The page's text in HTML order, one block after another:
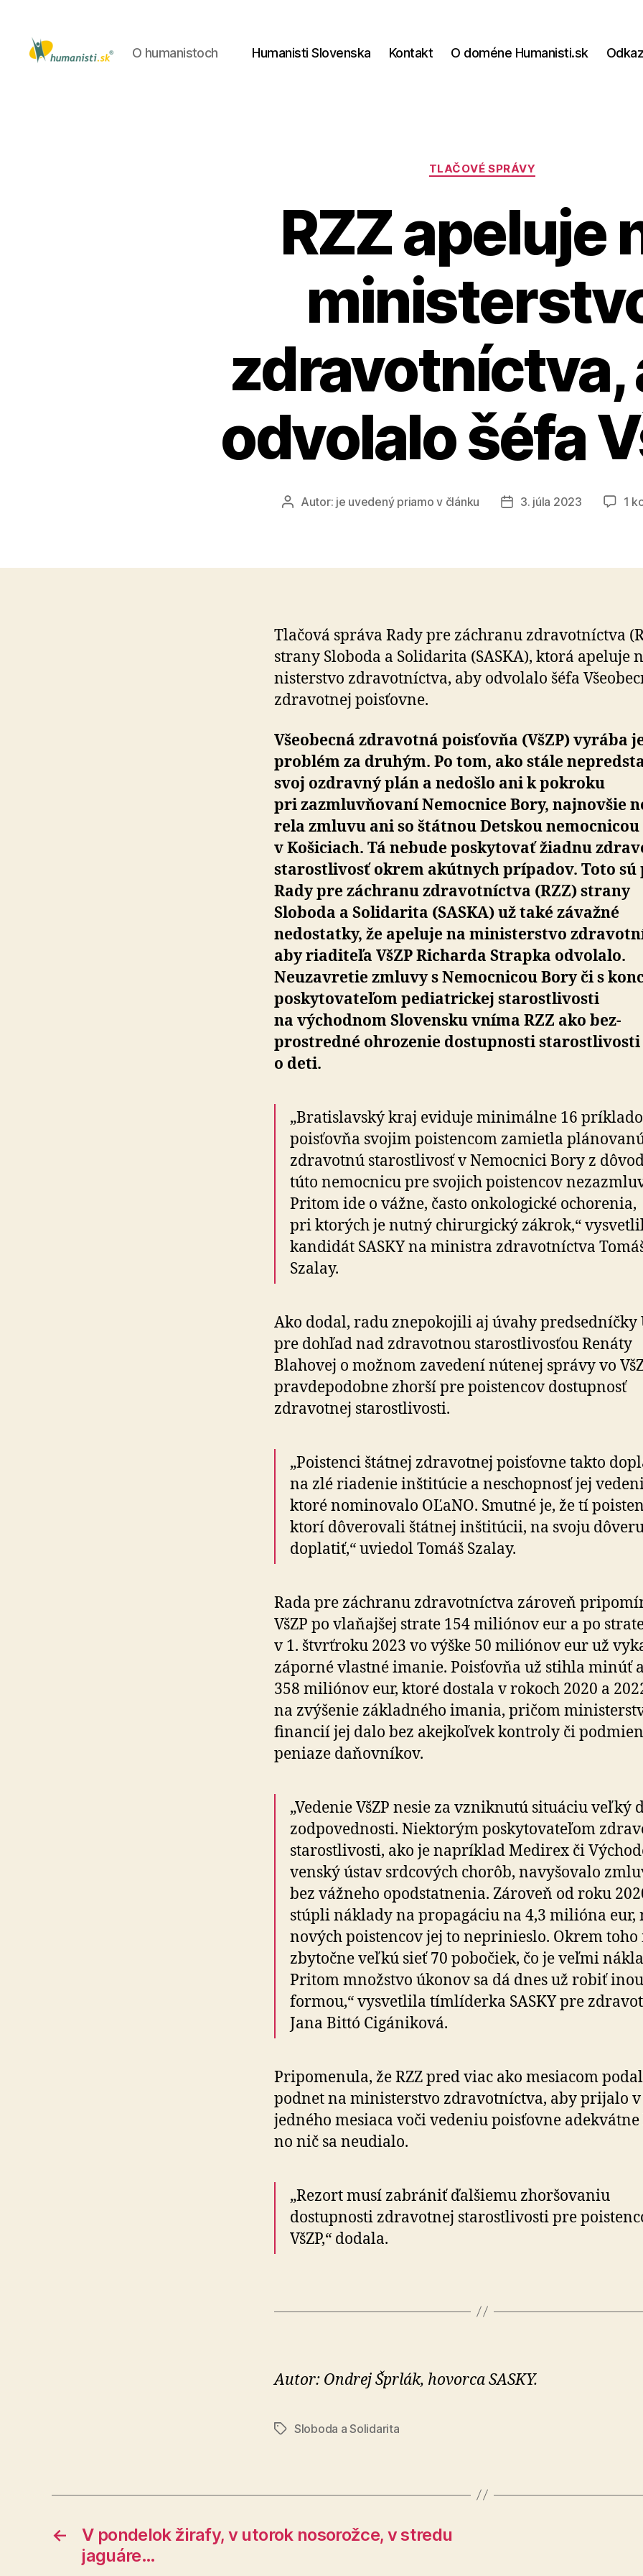
O humanistoch Humanisti Slovenska Kontakt O doméne Humanisti.sk
Kategórie
TLAČOVÉ SPRÁVY
RZZ apeluje
zdravotníctva,
odvolalo šéfa
AutorAutor: je uvedený priamo v článku
Dátum
3. júla 2023 1
Tlačová správa Rady pre záchranu zdra­vot­níctva
strany Sloboda a So­li­da­ri­ta (SASKA), ktorá apeluje
nis­ter­stvo zdra­vot­níctva, aby odvolalo šéfa
zdra­vot­nej poisťovne.
Všeobecná zdravotná poisťovňa (VšZP) vyrába
problém za druhým. Po tom, ako stále
svoj ozdravný plán a ne­doš­lo ani k pokroku
pri zazmluv­ňo­vaní Nemocnice Bory, naj­novšie
rela zmluvu ani so štátnou Detskou nemocnicou
v Košiciach. Tá nebude poskytovať žiadnu
starostlivosť okrem akútnych prípadov. Toto sú
Rady pre záchranu zdravotníctva (RZZ) strany
Sloboda a So­li­da­ri­ta (SASKA) už také závažné
nedostatky, že apeluje na mi­nis­ter­stvo
aby riaditeľa VšZP Richarda Strapka odvolalo.
Neuzavretie zmluvy s Ne­moc­ni­cou Bory či s
posky­to­va­teľom pediatrickej starostlivosti
na východnom Slovensku vníma RZZ ako bez­
prostredné ohro­ze­nie dostupnosti starostlivosti
o deti.
„Bratislavský kraj eviduje minimálne 16
poisťovňa svojim poistencom zamietla
zdravotnú starostlivosť v Nemocnici Bory z
túto nemocnicu pre svojich poistencov
Pritom ide o vážne, často onkologické ochorenia,
pri ktorých je nutný chirurgický zákrok,“
kandidát SASKY na mi­nis­tra zdra­vot­níctva
Szalay.
Ako dodal, radu znepokojili aj úvahy predsedníčky
pre dohľad nad zdravotnou starostlivosťou Renáty
Blahovej o možnom zavedení nútenej správy vo
pravde­po­dobne zhorší pre pois­ten­cov dostupnosť
zdravotnej starostlivosti.
„Poistenci štátnej zdravotnej poisťovne takto
na zlé riadenie inštitúcie a neschopnosť jej
ktoré nominovalo OĽaNO. Smutné je, že tí
ktorí dôverovali štátnej inštitúcii, na svoju
doplatiť,“ uviedol Tomáš Szalay.
Rada pre záchranu zdravotníctva zároveň
VšZP po vlaňajšej strate 154 miliónov eur a po
v 1. štvrť­roku 2023 vo výške 50 miliónov eur už
záporné vlastné imanie. Poisťovňa už stihla minúť
358 miliónov eur, ktoré dostala v rokoch 2020 a
na zvý­še­nie základného imania, pričom
financií jej dalo bez akej­koľvek kontroly či
peniaze daňovníkov.
„Vedenie VšZP nesie za vznik­nu­tú situáciu veľký
zod­po­ved­nosti. Niektorým poskytovateľom
starostlivosti, ako je napríklad Medirex či
ven­ský ústav srdcových chorôb, navyšovalo
bez vážneho opodstatnenia. Zároveň od roku
stúpli náklady na propagáciu na 4,3 milióna eur,
nových poistencov jej to neprinieslo. Okrem toho
zbytočne veľkú sieť 70 pobočiek, čo je veľmi
Pritom množstvo úkonov sa dá dnes už robiť inou
formou,“ vysvetlila tímlíderka SASKY pre
Jana Bittó Cigániková.
Pripomenula, že RZZ pred viac ako mesiacom
podnet na ministerstvo zdravotníctva, aby prijalo
jedného mesiaca voči vedeniu poisťovne
no nič sa neudialo.
„Rezort musí zabrániť ďalšiemu zhoršovaniu
dostupnosti zdravotnej starostlivosti pre
VšZP,“ dodala.
Autor: Ondrej Šprlák, hovorca SASKY.
ZnačkySloboda a Solidarita
←
V pondelok žirafy, v utorok nosorožce, v stredu
jaguáre…